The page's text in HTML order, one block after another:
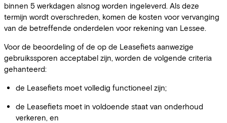
binnen 5 werkdagen alsnog worden ingeleverd. Als deze
termijn wordt overschreden, komen de kosten voor vervanging
van de betreffende onderdelen voor rekening van Lessee.
Voor de beoordeling of de op de Leasefiets aanwezige
gebruikssporen acceptabel zijn, worden de volgende criteria
gehanteerd:
de Leasefiets moet volledig functioneel zijn;
de Leasefiets moet in voldoende staat van onderhoud
verkeren, en